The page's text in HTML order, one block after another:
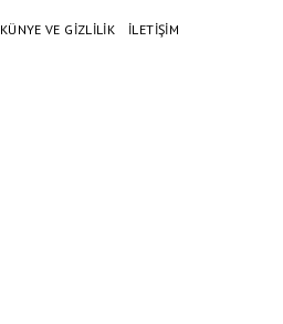
KÜNYE VE GIZLILIK İLETIŞIM